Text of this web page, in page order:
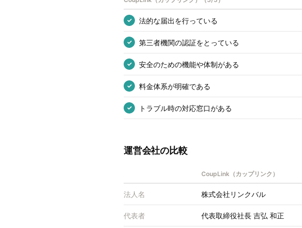
✓ 法的な届出を行っている
✓ 第三者機関の認証をとっている
✓ 安全のための機能や体制がある
✓ 料金体系が明確である
✓ トラブル時の対応窓口がある
運営会社の比較
CoupLink（カップリンク）
法人名 株式会社リンクバル
代表者 代表取締役社長 吉弘 和正